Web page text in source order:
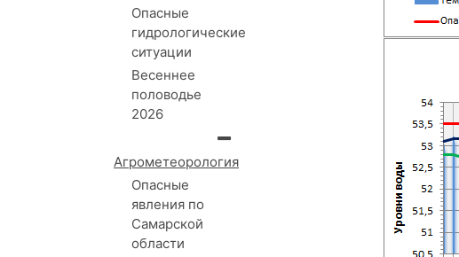
Опасные
гидрологические
ситуации
Весеннее
половодье
2026
Агрометеорология
Опасные
явления по
Самарской
области